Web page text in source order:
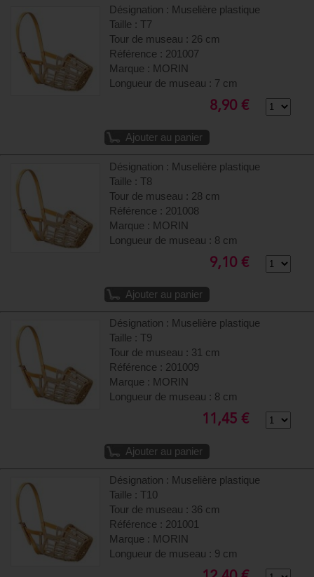
Désignation : Muselière plastique
Taille : T7
Tour de museau : 26 cm
Référence : 201007
Marque : MORIN
Longueur de museau : 7 cm
8,90 €
Ajouter au panier
Désignation : Muselière plastique
Taille : T8
Tour de museau : 28 cm
Référence : 201008
Marque : MORIN
Longueur de museau : 8 cm
9,10 €
Ajouter au panier
Désignation : Muselière plastique
Taille : T9
Tour de museau : 31 cm
Référence : 201009
Marque : MORIN
Longueur de museau : 8 cm
11,45 €
Ajouter au panier
Désignation : Muselière plastique
Taille : T10
Tour de museau : 36 cm
Référence : 201001
Marque : MORIN
Longueur de museau : 9 cm